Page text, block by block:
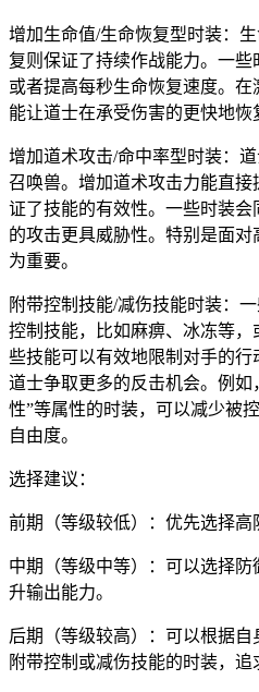
增加生命值/生命恢复型时装：
复则保证了持续作战能力。一些
或者提高每秒生命恢复速度。
能让道士在承受伤害的更快地恢
增加道术攻击/命中率型时装：
召唤兽。增加道术攻击力能直
证了技能的有效性。一些时装
的攻击更具威胁性。特别是面
为重要。
附带控制技能/减伤技能时装：
控制技能，比如麻痹、冰冻等
些技能可以有效地限制对手的
道士争取更多的反击机会。例如
性”等属性的时装，可以减少被
自由度。
选择建议：
前期（等级较低）：优先选择高
中期（等级中等）：可以选择
升输出能力。
后期（等级较高）：可以根据
附带控制或减伤技能的时装，追